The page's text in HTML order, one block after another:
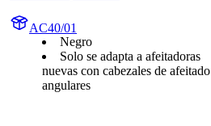
AC40/01
Negro
Solo se adapta a afeitadoras
nuevas con cabezales de afeitado
angulares